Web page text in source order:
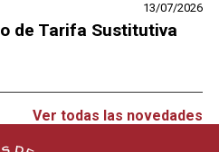
13/07/2026
de Tarifa Sustitutiva
Ver todas las novedades